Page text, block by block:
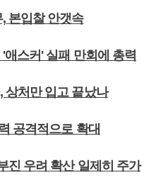
본입찰 안갯속
스커' 실패 만회에 총력
상처만 입고 끝났나
공격적으로 확대
진 우려 확산 일제히 주가